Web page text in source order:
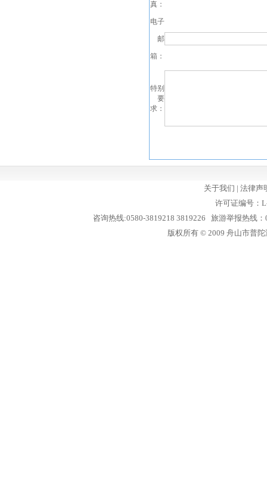
真：
电子
邮
箱：
特别
要
求：
关于我们 | 法律声
许可证编号：
咨询热线:0580-3819218 3819226 旅游举报热线
版权所有 © 2009 舟山市普